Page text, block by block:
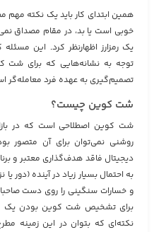
همین ابتدای کار باید یک نکته
خوبی است یا بد، در مقام مصداق
یک رمزارز اظهارنظر کرد. این
توجه به نشانه‌هایی که برای شت
تصمیم‌گیری به عهده فرد معامله‌گر
شت کوین چیست؟
شت کوین اصطلاحی است که در بازار
روشنی نمی‌توان برای آن متصور
دیجیتال فاقد هدف‌گذاری معتبر و
به احتمال بسیار زیاد در آینده (دور
و خسارات سنگینی را روی دست
برای تشخیص شت کوین بودن یک
نکته‌ای که بتوان در این زمینه